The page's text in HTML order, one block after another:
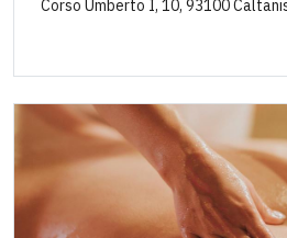
Corso Umberto I, 10, 93100